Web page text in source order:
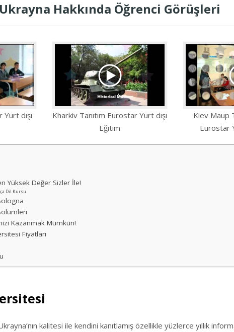
Ukrayna Hakkında Öğrenci Görüşleri
dışı
Kharkiv Tanıtım Eurostar Yurt dışı
Eğitim
Kiev Maup
Eurostar
Yüksek Değer Sizler İle!
Dil Kursu
Kazanmak Mümkün!
Fiyatları
kalitesi ile kendini kanıtlamış özellikle yüzlerce yıllık